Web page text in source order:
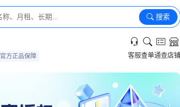
搜索
官方正品保障 客服查单通查店铺